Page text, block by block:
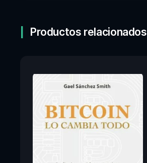
Productos relacionados